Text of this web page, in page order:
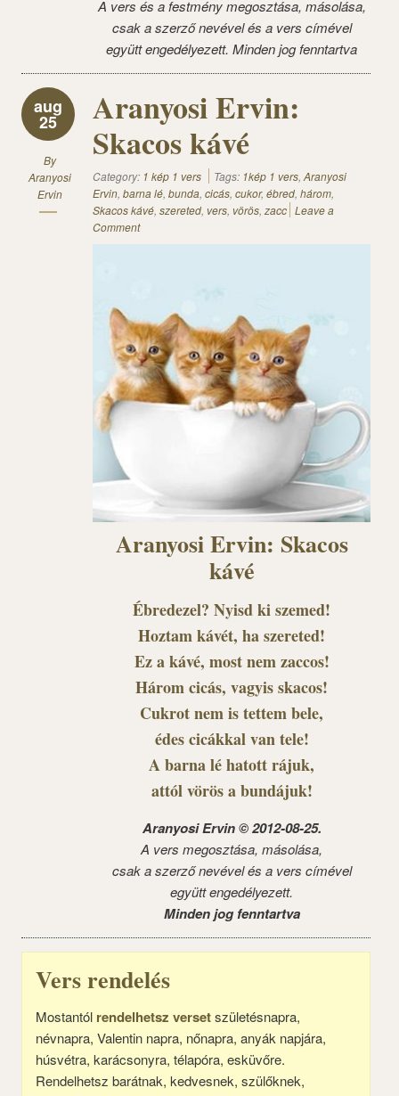
A vers és a festmény megosztása, másolása,
csak a szerző nevével és a vers címével
együtt engedélyezett. Minden jog fenntartva
aug
25
By
Aranyosi
Ervin
Aranyosi Ervin:
Skacos kávé
Category: 1 kép 1 vers Tags: 1kép 1 vers, Aranyosi
Ervin, barna lé, bunda, cicás, cukor, ébred, három,
Skacos kávé, szereted, vers, vörös, zacc Leave a
Comment
Aranyosi Ervin: Skacos
kávé
Ébredezel? Nyisd ki szemed!
Hoztam kávét, ha szereted!
Ez a kávé, most nem zaccos!
Három cicás, vagyis skacos!
Cukrot nem is tettem bele,
édes cicákkal van tele!
A barna lé hatott rájuk,
attól vörös a bundájuk!
Aranyosi Ervin © 2012-08-25.
A vers megosztása, másolása,
csak a szerző nevével és a vers címével
együtt engedélyezett.
Minden jog fenntartva
Vers rendelés
Mostantól rendelhetsz versetszületésnapra,
névnapra, Valentin napra, nőnapra, anyák napjára,
húsvétra, karácsonyra, télapóra, esküvőre.
Rendelhetsz barátnak, kedvesnek, szülőknek,